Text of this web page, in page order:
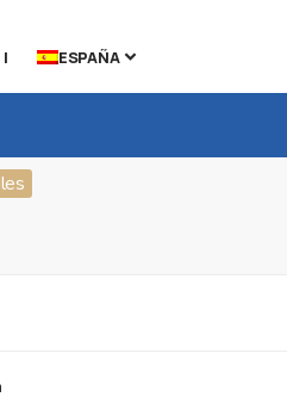
| ESPAÑA